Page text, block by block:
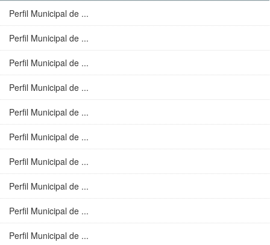
Perfil Municipal de ...
Perfil Municipal de ...
Perfil Municipal de ...
Perfil Municipal de ...
Perfil Municipal de ...
Perfil Municipal de ...
Perfil Municipal de ...
Perfil Municipal de ...
Perfil Municipal de ...
Perfil Municipal de ...